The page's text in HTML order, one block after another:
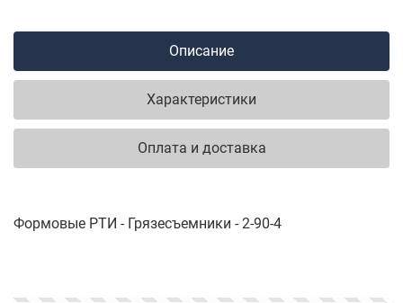
Описание
Характеристики
Оплата и доставка
Формовые РТИ - Грязесъемники - 2-90-4